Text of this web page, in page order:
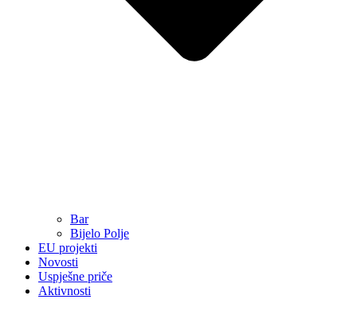
Bar
Bijelo Polje
EU projekti
Novosti
Uspješne priče
Aktivnosti